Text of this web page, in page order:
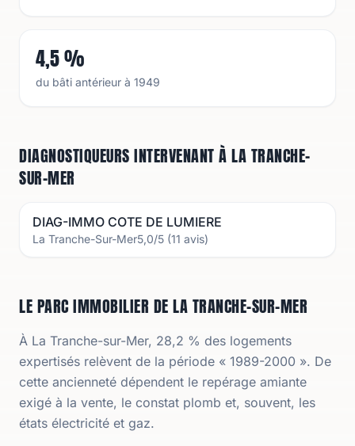
4,5 %
du bâti antérieur à 1949
DIAGNOSTIQUEURS INTERVENANT À LA TRANCHE-
SUR-MER
DIAG-IMMO COTE DE LUMIERE
La Tranche-Sur-Mer5,0/5 (11 avis)
LE PARC IMMOBILIER DE LA TRANCHE-SUR-MER
À La Tranche-sur-Mer, 28,2 % des logements
expertisés relèvent de la période « 1989-2000 ». De
cette ancienneté dépendent le repérage amiante
exigé à la vente, le constat plomb et, souvent, les
états électricité et gaz.